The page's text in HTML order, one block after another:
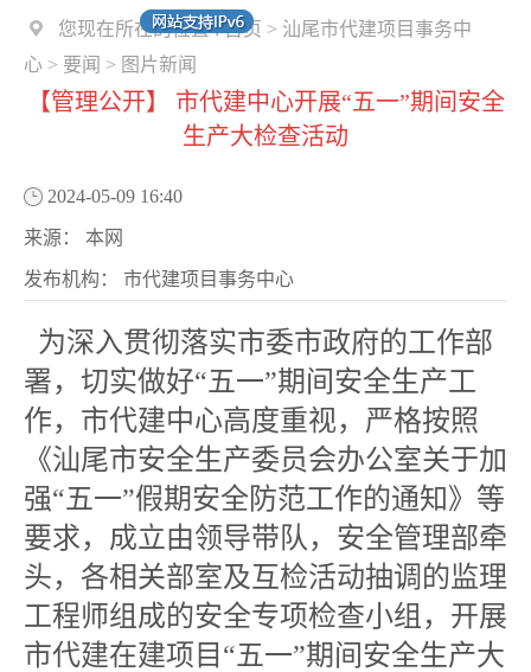
您现在所在的位置 :首页 > 汕尾市代建项目事务中
心 > 要闻 > 图片新闻
【管理公开】 市代建中心开展“五一”期间安全
生产大检查活动
2024-05-09 16:40
来源： 本网
发布机构： 市代建项目事务中心
为深入贯彻落实市委市政府的工作部
署，切实做好“五一”期间安全生产工
作，市代建中心高度重视，严格按照
《汕尾市安全生产委员会办公室关于加
强“五一”假期安全防范工作的通知》等
要求，成立由领导带队，安全管理部牵
头，各相关部室及互检活动抽调的监理
工程师组成的安全专项检查小组，开展
市代建在建项目“五一”期间安全生产大